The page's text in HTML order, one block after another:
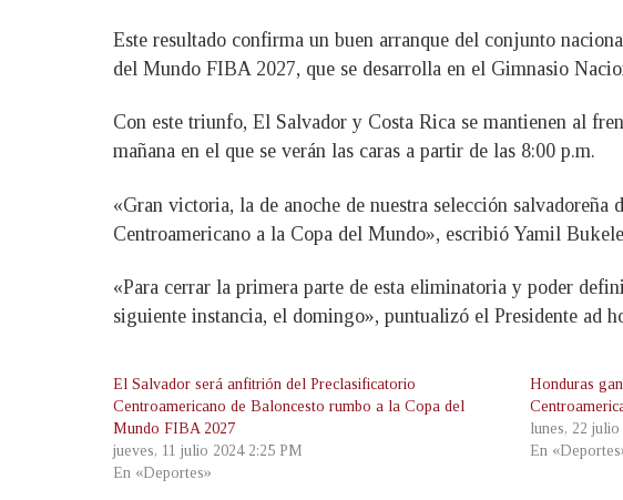
Este resultado confirma un buen arranque del conjunto
del Mundo FIBA 2027, que se desarrolla en el Gimnasio
Con este triunfo, El Salvador y Costa Rica se mantienen al
mañana en el que se verán las caras a partir de las 8:00 p.m.
«Gran victoria, la de anoche de nuestra selección
Centroamericano a la Copa del Mundo», escribió Yamil
«Para cerrar la primera parte de esta eliminatoria y poder
siguiente instancia, el domingo», puntualizó el Presidente ad
El Salvador será anfitrión del Preclasificatorio
Centroamericano de Baloncesto rumbo a la Copa del
Mundo FIBA 2027
jueves, 11 julio 2024 2:25 PM
En «Deportes»
Honduras
lunes, 22
En